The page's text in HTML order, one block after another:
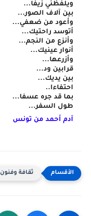
ويلفظني زيفا...
بين آلاف الصور...
وأعود من ضعفي...
أتوسد راحتيك...
وأنزع من النجم...
أنوار عينيك...
وأزرعها...
قرابين ود...
بين يديك...
احتفاءا..
بما قد جره عسفا...
طول السفر...
آدم أحمد من تونس
ثقافة وفنون